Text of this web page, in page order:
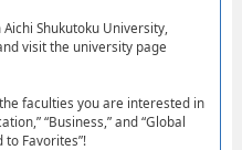
Shukutoku University,
visit the university page
faculties you are interested in
“Business,” and “Global
to Favorites”!